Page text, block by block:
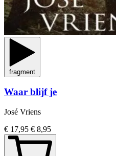
fragment
Waar blijf je
José Vriens
€ 17,95 € 8,95